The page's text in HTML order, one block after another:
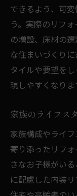
できるよう、可
う。実際のリフ
の増設、床材の
な住まいづくり
タイルや要望を
現しやすくなりま
家族のライフス
家族構成やライ
寄り添ったリフ
さなお子様がい
に配慮した内装